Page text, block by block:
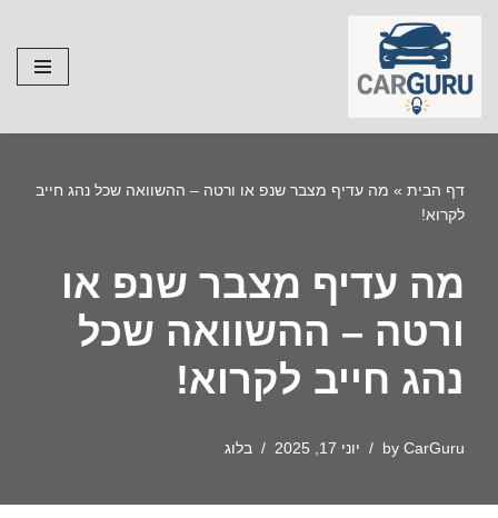
Skip
to
content
דף הבית » מה עדיף מצבר שנפ או ורטה – ההשוואה שכל נהג חייב
לקרוא!
מה עדיף מצבר שנפ או
ורטה – ההשוואה שכל
נהג חייב לקרוא!
by CarGuru יוני 17, 2025 בלוג